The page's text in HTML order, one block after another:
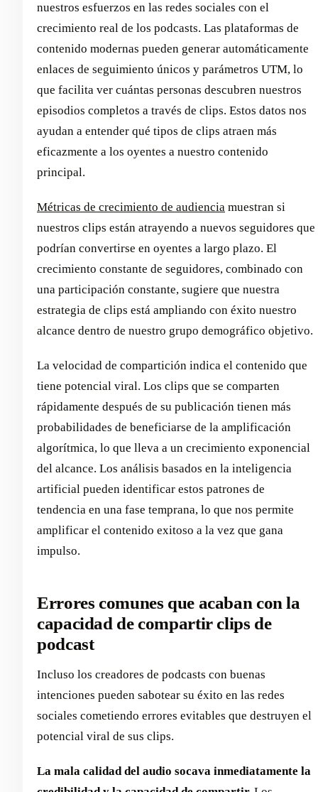
nuestros esfuerzos en las redes sociales con el
crecimiento real de los podcasts. Las plataformas de
contenido modernas pueden generar automáticamente
enlaces de seguimiento únicos y parámetros UTM, lo
que facilita ver cuántas personas descubren nuestros
episodios completos a través de clips. Estos datos nos
ayudan a entender qué tipos de clips atraen más
eficazmente a los oyentes a nuestro contenido
principal.
Métricas de crecimiento de audiencia muestran si
nuestros clips están atrayendo a nuevos seguidores que
podrían convertirse en oyentes a largo plazo. El
crecimiento constante de seguidores, combinado con
una participación constante, sugiere que nuestra
estrategia de clips está ampliando con éxito nuestro
alcance dentro de nuestro grupo demográfico objetivo.
La velocidad de compartición indica el contenido que
tiene potencial viral. Los clips que se comparten
rápidamente después de su publicación tienen más
probabilidades de beneficiarse de la amplificación
algorítmica, lo que lleva a un crecimiento exponencial
del alcance. Los análisis basados en la inteligencia
artificial pueden identificar estos patrones de
tendencia en una fase temprana, lo que nos permite
amplificar el contenido exitoso a la vez que gana
impulso.
Errores comunes que acaban con la
capacidad de compartir clips de
podcast
Incluso los creadores de podcasts con buenas
intenciones pueden sabotear su éxito en las redes
sociales cometiendo errores evitables que destruyen el
potencial viral de sus clips.
La mala calidad del audio socava inmediatamente la